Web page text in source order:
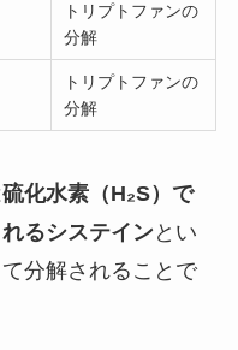
トリプトファンの
分解
トリプトファンの
分解
硫化水素（H₂S）で
るシステインとい
分解されることで